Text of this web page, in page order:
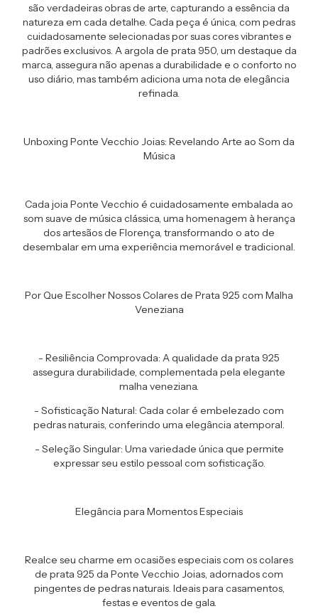
são verdadeiras obras de arte, capturando a essência da
natureza em cada detalhe. Cada peça é única, com pedras
cuidadosamente selecionadas por suas cores vibrantes e
padrões exclusivos. A argola de prata 950, um destaque da
marca, assegura não apenas a durabilidade e o conforto no
uso diário, mas também adiciona uma nota de elegância
refinada.
Unboxing Ponte Vecchio Joias: Revelando Arte ao Som da
Música
Cada joia Ponte Vecchio é cuidadosamente embalada ao
som suave de música clássica, uma homenagem à herança
dos artesãos de Florença, transformando o ato de
desembalar em uma experiência memorável e tradicional.
Por Que Escolher Nossos Colares de Prata 925 com Malha
Veneziana
- Resiliência Comprovada: A qualidade da prata 925
assegura durabilidade, complementada pela elegante
malha veneziana.
- Sofisticação Natural: Cada colar é embelezado com
pedras naturais, conferindo uma elegância atemporal.
- Seleção Singular: Uma variedade única que permite
expressar seu estilo pessoal com sofisticação.
Elegância para Momentos Especiais
Realce seu charme em ocasiões especiais com os colares
de prata 925 da Ponte Vecchio Joias, adornados com
pingentes de pedras naturais. Ideais para casamentos,
festas e eventos de gala.